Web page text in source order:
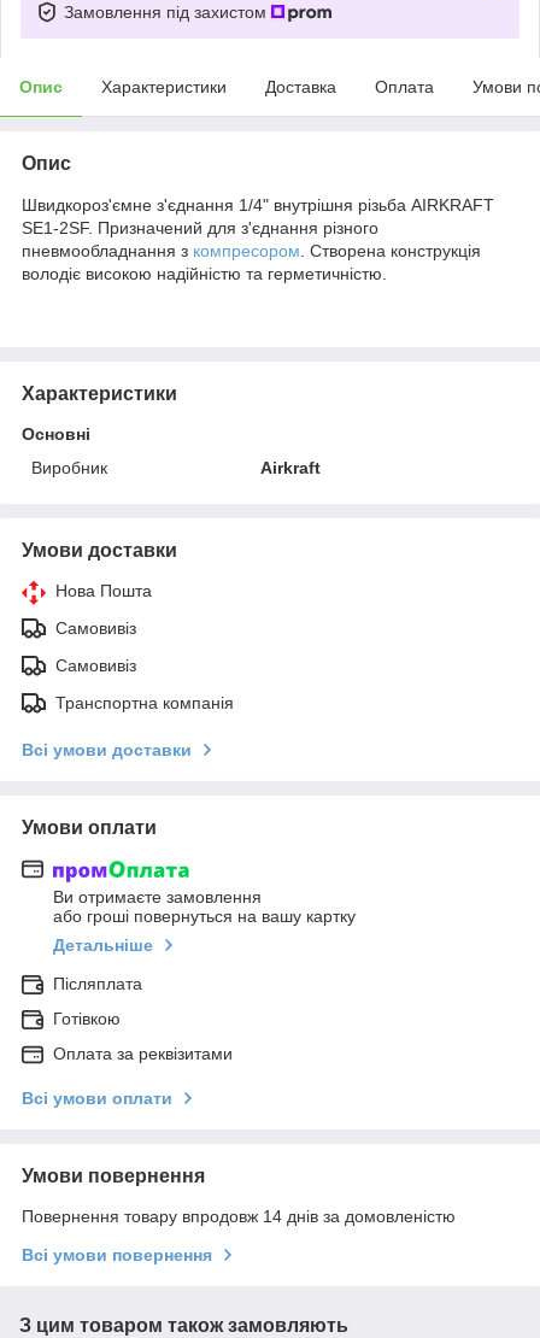
Замовлення під захистом
Опис Характеристики Доставка Оплата Умови
Опис
Швидкороз'ємне з'єднання 1/4" внутрішня різьба AIRKRAFT
SE1-2SF. Призначений для з'єднання різного
пневмообладнання з компресором . Створена конструкція
володіє високою надійністю та герметичністю.
Характеристики
Основні
Виробник
Airkraft
Умови доставки
Нова Пошта
Самовивіз
Самовивіз
Транспортна компанія
Всі умови доставки
Умови оплати
Ви отримаєте замовлення
або гроші повернуться на вашу картку
Детальніше
Післяплата
Готівкою
Оплата за реквізитами
Всі умови оплати
Умови повернення
Повернення товару впродовж 14 днів за домовленістю
Всі умови повернення
З цим товаром також замовляють